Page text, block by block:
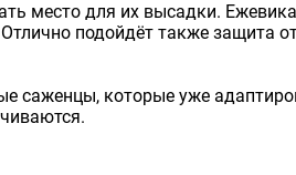
место для их высадки.
подойдёт также защита
саженцы, которые уже